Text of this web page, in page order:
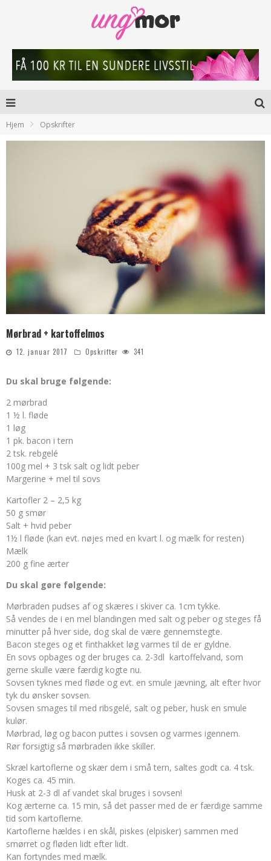
Hjem Opskrifter
Mørbrad + kartoffelmos
12. januar 2017 Opskrifter 341
Du skal bruge følgende:
2 mørbrad
1 ½ l. fløde
1 løg
1 pk. bacon i tern
2 tsk. rebgelé
100g mel + 3 tsk salt og lidt peber
Margerine + mel til sovs
Kartofler 2 – 2,5 kg
50 g smør
Salt + hvid peber
1½ l fløde (kan evt. nøjes med en kvart l. og mælk for resten)
Mælk
200 g fine ærter
Du skal gøre følgende:
Mørbraden pudses af og skæres i skiver ca. 1cm tykke.
Så vendes de i en mel blandingen med salt og peber og steges få
minutter på hver side, dog skal de være gennemstegte.
Bacon steges og et finthakket løg varmes til de er gyldne.
En sovs opbages og der bruges ca. 2-3dl kartoffelvand, som
gerne skulle være færdig kogte nu.
Sovsen tyknes med fløde og evt. en smule jævning, alt efter hvor
tyk du ønsker sovsen.
Sovsen smages til med ribsgelé, salt og peber, husk en smule
kulør.
Mørbrad, løg og bacon puttes i sovsen og varmes igennem.
Rør forsigtig så mørbraden ikke skiller.
Skræl kartoflerne og skær dem i små tern, saltes godt ca. 4 tsk.
Koges ca. 45 min.
Husk at 2-3 dl af vandet skal bruges i sovsen!
Kog ærterne ca. 15 min, så det passer med de er færdige samme
tid som kartoflerne.
Kartoflerne hældes i en skål, piskes (elpisker) sammen med
smørret og fløden lidt efter lidt.
Kan fortyndes med mælk.